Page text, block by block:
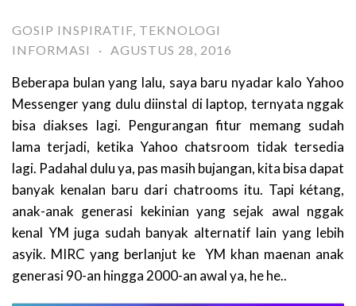
GOSIP INSPIRATIF TEKNOLOGI
INFORMASI
· AGUSTUS 28, 2016
Beberapa bulan yang lalu, saya baru nyadar kalo Yahoo
Messenger yang dulu diinstal di laptop, ternyata nggak
bisa diakses lagi. Pengurangan fitur memang sudah
lama terjadi, ketika Yahoo chatsroom tidak tersedia
lagi. Padahal dulu ya, pas masih bujangan, kita bisa dapat
banyak kenalan baru dari chatrooms itu. Tapi kétang,
anak-anak generasi kekinian yang sejak awal nggak
kenal YM juga sudah banyak alternatif lain yang lebih
asyik. MIRC yang berlanjut ke YM khan maenan anak
generasi 90-an hingga 2000-an awal ya, he he..